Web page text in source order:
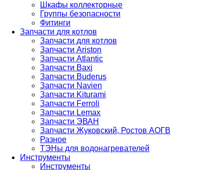
Шкафы коллекторные
Группы безопасности
Фитинги
Запчасти для котлов
Запчасти для котлов
Запчасти Ariston
Запчасти Atlantic
Запчасти Baxi
Запчасти Buderus
Запчасти Navien
Запчасти Kiturami
Запчасти Ferroli
Запчасти Lemax
Запчасти ЭВАН
Запчасти Жуковский, Ростов АОГВ
Разное
ТЭНы для водонагревателей
Инструменты
Инструменты